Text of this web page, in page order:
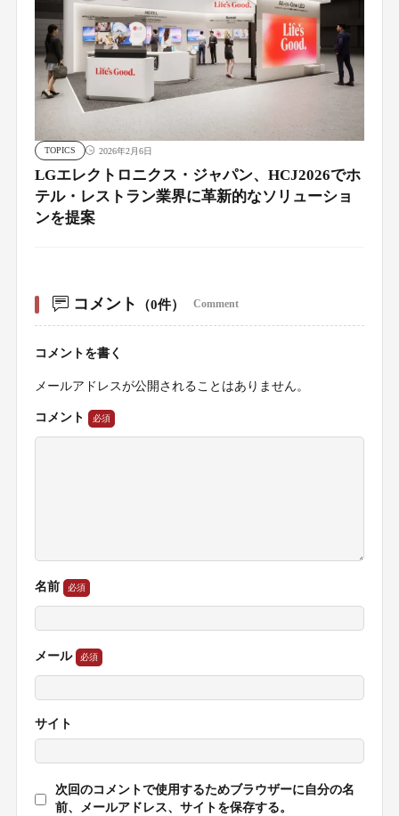
TOPICS 2026年2月6日
LGエレクトロニクス・ジャパン、HCJ2026でホ
テル・レストラン業界に革新的なソリューショ
ンを提案
コメント （0件） Comment
コメントを書く
メールアドレスが公開されることはありません。
コメント
名前
メール
サイト
次回のコメントで使用するためブラウザーに自分の名
前、メールアドレス、サイトを保存する。